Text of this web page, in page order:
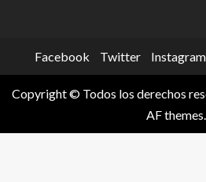
Facebook Twitter Instagram
Copyright © Todos los derechos
AF themes.